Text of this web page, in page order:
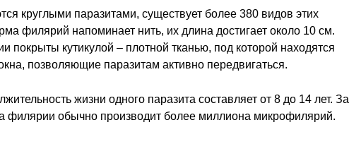
круглыми паразитами, существует более 380 видов этих
филярий напоминает нить, их длина достигает около 10 см.
покрыты кутикулой – плотной тканью, под которой находятся
позволяющие паразитам активно передвигаться.
жизни одного паразита составляет от 8 до 14 лет. За
филярии обычно производит более миллиона микрофилярий.